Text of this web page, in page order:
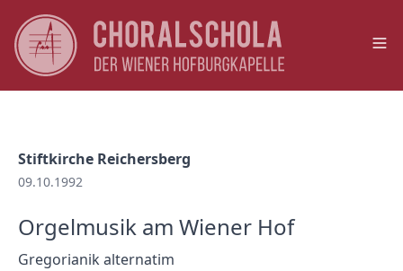
Stiftkirche Reichersberg
09.10.1992
Orgelmusik am Wiener Hof
Gregorianik alternatim